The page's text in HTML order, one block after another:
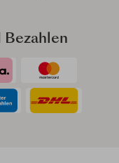
Bezahlen